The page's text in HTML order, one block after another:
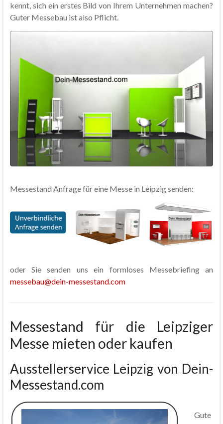
kennt, sich ein erstes Bild von Ihrem Unternehmen machen?
Guter Messebau ist also Pflicht.
Messestand Anfrage für eine Messe in Leipzig senden:
oder Sie senden uns ein formloses Messebriefing an
messebau@dein-messestand.com
Messestand für die Leipziger
Messe mieten oder kaufen
Ausstellerservice Leipzig von Dein-
Messestand.com
Gute